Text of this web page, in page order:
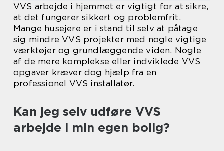
VVS arbejde i hjemmet er vigtigt for at sikre,
at det fungerer sikkert og problemfrit.
Mange husejere er i stand til selv at påtage
sig mindre VVS projekter med nogle vigtige
værktøjer og grundlæggende viden. Nogle
af de mere komplekse eller indviklede VVS
opgaver kræver dog hjælp fra en
professionel VVS installatør.
Kan jeg selv udføre VVS
arbejde i min egen bolig?